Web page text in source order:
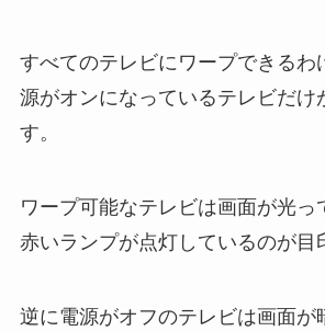
すべてのテレビにワープできるわ
源がオンになっているテレビだけ
す。
ワープ可能なテレビは画面が光っ
赤いランプが点灯しているのが目
逆に電源がオフのテレビは画面が